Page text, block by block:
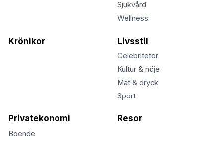
Sjukvård
Wellness
Krönikor Livsstil
Celebriteter
Kultur & nöje
Mat & dryck
Sport
Privatekonomi
Boende
Resor